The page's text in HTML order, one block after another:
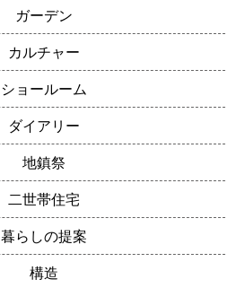
ガーデン
カルチャー
ショールーム
ダイアリー
地鎮祭
二世帯住宅
暮らしの提案
構造